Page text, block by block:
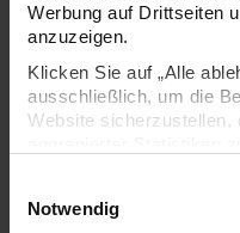
Werbung auf Drittseiten
anzuzeigen.
Klicken Sie auf „Alle
ausschließlich, um die
Website sicherzustellen,
Ihre Einwilligung ist
Link „Cookie-
Notwendig
Mit der bunten
Ausstattung für eine
künstlichen Blumen sind